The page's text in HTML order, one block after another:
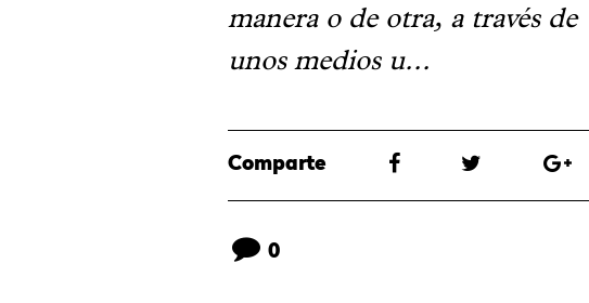
manera o de otra, a través de
unos medios u...
Comparte
0